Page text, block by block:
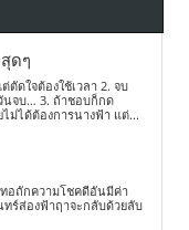
ดๆ
ตัดใจต้องใช้เวลา 2. จบ
นจบ… 3. ถ้าชอบก็กด
ไม่ได้ต้องการนางฟ้า แต่...
อถักความโชคดีอันมีค่า
ร์ส่องฟ้าฤาจะกลับด้วยลับ